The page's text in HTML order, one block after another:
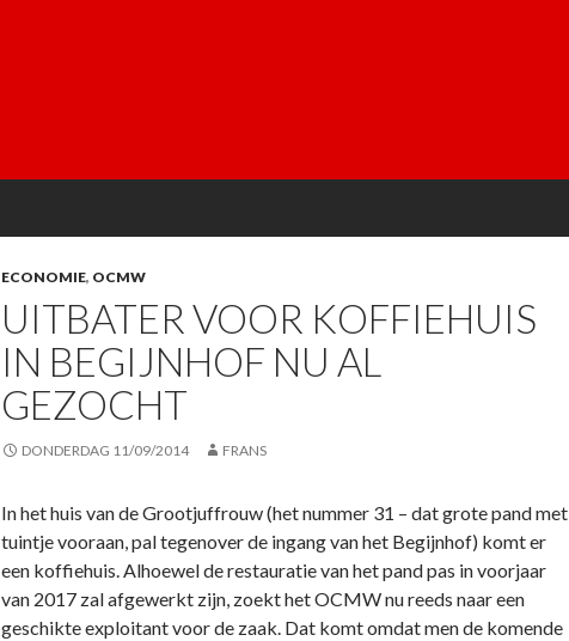
ECONOMIE, OCMW
UITBATER VOOR KOFFIEHUIS
IN BEGIJNHOF NU AL
GEZOCHT
DONDERDAG 11/09/2014 FRANS
In het huis van de Grootjuffrouw (het nummer 31 – dat grote pand met
tuintje vooraan, pal tegenover de ingang van het Begijnhof) komt er
een koffiehuis. Alhoewel de restauratie van het pand pas in voorjaar
van 2017 zal afgewerkt zijn, zoekt het OCMW nu reeds naar een
geschikte exploitant voor de zaak. Dat komt omdat men de komende